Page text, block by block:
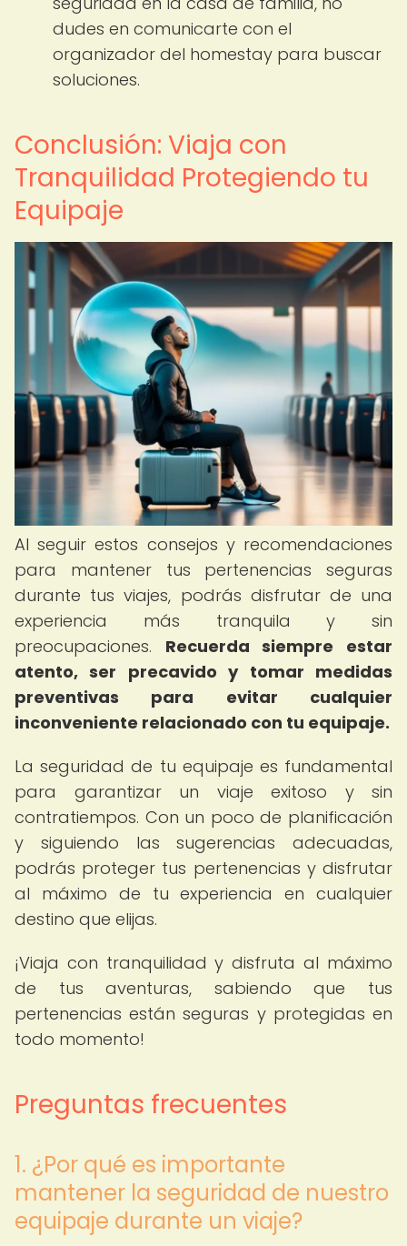
dudes en comunicarte con el
organizador del homestay para buscar
soluciones.
Conclusión: Viaja con
Tranquilidad Protegiendo tu
Equipaje
Al seguir estos consejos y recomendaciones
para mantener tus pertenencias seguras
durante tus viajes, podrás disfrutar de una
experiencia más tranquila y sin
preocupaciones. Recuerda siempre estar
atento, ser precavido y tomar medidas
preventivas para evitar cualquier
inconveniente relacionado con tu equipaje.
La seguridad de tu equipaje es fundamental
para garantizar un viaje exitoso y sin
contratiempos. Con un poco de planificación
y siguiendo las sugerencias adecuadas,
podrás proteger tus pertenencias y disfrutar
al máximo de tu experiencia en cualquier
destino que elijas.
¡Viaja con tranquilidad y disfruta al máximo
de tus aventuras, sabiendo que tus
pertenencias están seguras y protegidas en
todo momento!
Preguntas frecuentes
1. ¿Por qué es importante
mantener la seguridad de nuestro
equipaje durante un viaje?